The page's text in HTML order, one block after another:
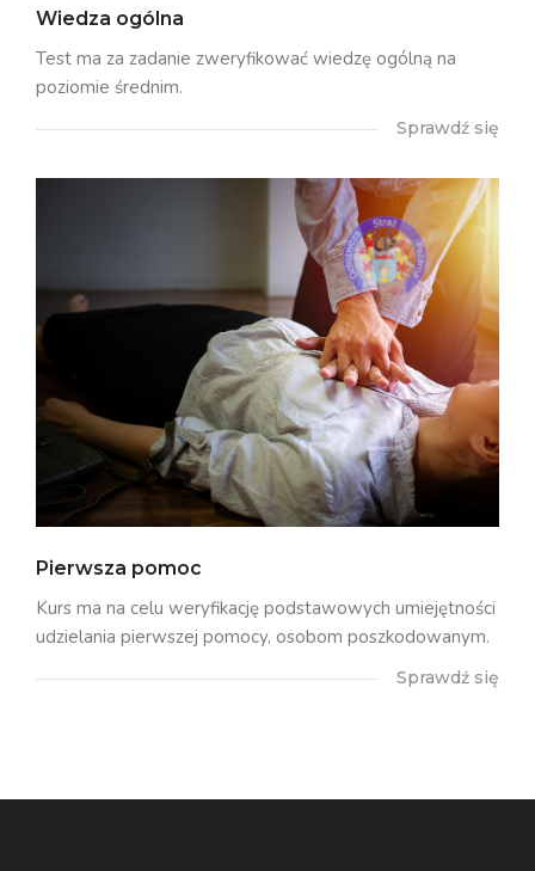
Wiedza ogólna
Test ma za zadanie zweryfikować wiedzę ogólną na
poziomie średnim.
Sprawdź się
Pierwsza pomoc
Kurs ma na celu weryfikację podstawowych umiejętności
udzielania pierwszej pomocy, osobom poszkodowanym.
Sprawdź się